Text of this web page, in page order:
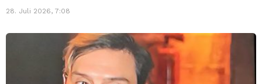
28. Juli 2026, 7:08